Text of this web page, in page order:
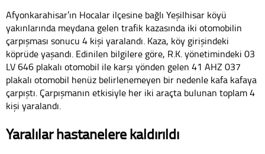
Afyonkarahisar’ın Hocalar ilçesine bağlı Yeşilhisar köyü
yakınlarında meydana gelen trafik kazasında iki otomobilin
çarpışması sonucu 4 kişi yaralandı. Kaza, köy girişindeki
köprüde yaşandı. Edinilen bilgilere göre, R.K. yönetimindeki 03
LV 646 plakalı otomobil ile karşı yönden gelen 41 AHZ 037
plakalı otomobil henüz belirlenemeyen bir nedenle kafa kafaya
çarpıştı. Çarpışmanın etkisiyle her iki araçta bulunan toplam 4
kişi yaralandı.
Yaralılar hastanelere kaldırıldı